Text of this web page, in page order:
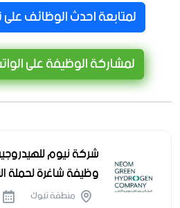
لمتابعة احدث الوظائف
لمشاركة الوظيفة على
وظيفة شاغرة لحملة
منطقة تبوك